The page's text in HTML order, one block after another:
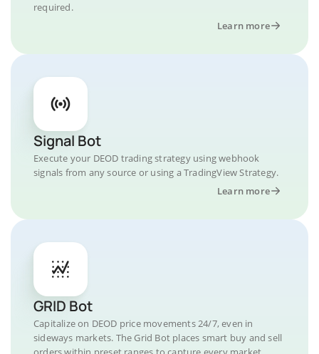
required.
Learn more
Signal Bot
Execute your DEOD trading strategy using webhook
signals from any source or using a TradingView Strategy.
Learn more
GRID Bot
Capitalize on DEOD price movements 24/7, even in
sideways markets. The Grid Bot places smart buy and sell